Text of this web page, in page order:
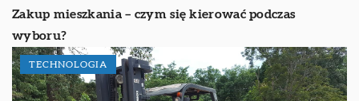
Zakup mieszkania – czym się kierować podczas
wyboru?
TECHNOLOGIA